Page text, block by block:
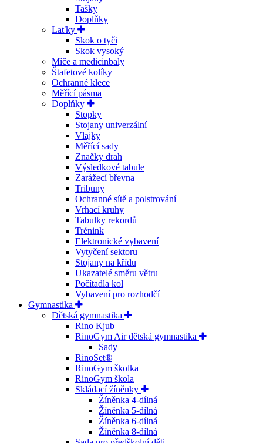
Tašky
Doplňky
Laťky
Skok o tyči
Skok vysoký
Míče a medicinbaly
Štafetové kolíky
Ochranné klece
Měřící pásma
Doplňky
Stopky
Stojany univerzální
Vlajky
Měřící sady
Značky drah
Výsledkové tabule
Zarážecí břevna
Tribuny
Ochranné sítě a polstrování
Vrhací kruhy
Tabulky rekordů
Trénink
Elektronické vybavení
Vytyčení sektoru
Stojany na křídu
Ukazatelé směru větru
Počítadla kol
Vybavení pro rozhodčí
Gymnastika
Dětská gymnastika
Rino Kjub
RinoGym Air dětská gymnastika
Sady
RinoSet®
RinoGym školka
RinoGym škola
Skládací žíněnky
Žíněnka 4-dílná
Žíněnka 5-dílná
Žíněnka 6-dílná
Žíněnka 8-dílná